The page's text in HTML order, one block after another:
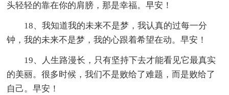
头轻轻的靠在你的肩膀，那是幸福。早安！
18、我知道我的未来不是梦，我认真的过每一分
钟，我的未来不是梦，我的心跟着希望在动。早安！
19、人生路漫长，只有坚持下去才能看见它最真实
的美丽。很多时候，我们不是败给了难题，而是败给了
自己。早安！